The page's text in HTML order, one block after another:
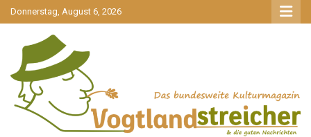
gehe
zum
Donnerstag, August 6, 2026